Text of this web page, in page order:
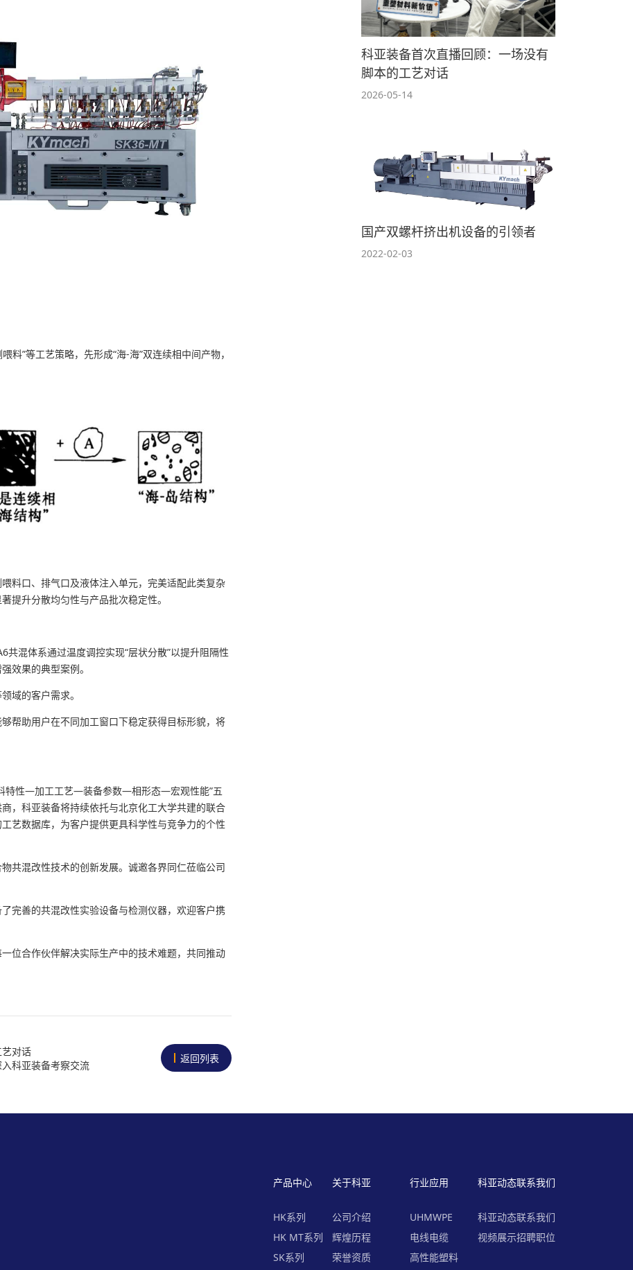
料”等工艺策略，先形成“海-海”双连续相中间产物，
料口、排气口及液体注入单元，完美适配此类复杂
提升分散均匀性与产品批次稳定性。
混体系通过温度调控实现“层状分散”以提升阻隔性
效果的典型案例。
域的客户需求。
帮助用户在不同加工窗口下稳定获得目标形貌，将
特性—加工工艺—装备参数—相形态—宏观性能”五
，科亚装备将持续依托与北京化工大学共建的联合
艺数据库，为客户提供更具科学性与竞争力的个性
共混改性技术的创新发展。诚邀各界同仁莅临公司
完善的共混改性实验设备与检测仪器，欢迎客户携
位合作伙伴解决实际生产中的技术难题，共同推动
对话
科亚装备考察交流
返回列表
科亚装备首次直播回顾：一场没有
脚本的工艺对话
2026-05-14
国产双螺杆挤出机设备的引领者
2022-02-03
产品中心
HK系列
HK MT系列
SK系列
关于科亚
公司介绍
辉煌历程
荣誉资质
行业应用
UHMWPE
电线电缆
高性能塑料
科亚动态
科亚动态
视频展示
联系我们
联系我们
招聘职位